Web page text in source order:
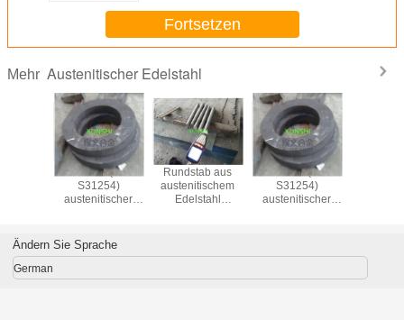
Fortsetzen
Mehr Austenitischer Edelstahl
254SMO*(UNS
S31254)
austenitischer
Rundstab aus
austenitischem
Edelstahl
254SMO*(UNS
S31254)
austenitischer
Ändern Sie Sprache
German